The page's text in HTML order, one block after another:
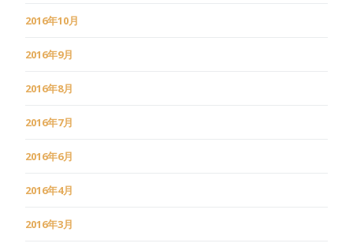
2016年10月
2016年9月
2016年8月
2016年7月
2016年6月
2016年4月
2016年3月